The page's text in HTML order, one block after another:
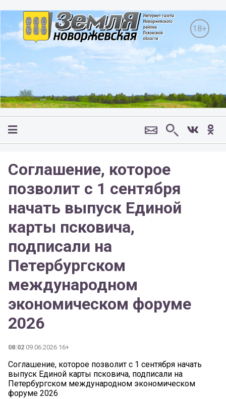
18+
Соглашение, которое
позволит с 1 сентября
начать выпуск Единой
карты псковича,
подписали на
Петербургском
международном
экономическом форуме
2026
08:02 09.06.2026 16+
Соглашение, которое позволит с 1 сентября начать
выпуск Единой карты псковича, подписали на
Петербургском международном экономическом
форуме 2026